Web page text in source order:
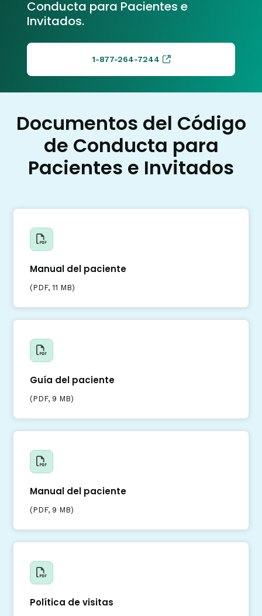
Conducta para Pacientes e
Invitados.
1-877-264-7244
Documentos del Código
de Conducta para
Pacientes e Invitados
Manual del paciente
(PDF, 11 MB)
Guía del paciente
(PDF, 9 MB)
Manual del paciente
(PDF, 9 MB)
Política de visitas